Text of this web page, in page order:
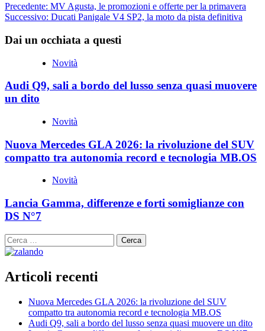
Navigazione
articolo
Precedente: MV Agusta, le promozioni e offerte per la primavera
Successivo: Ducati Panigale V4 SP2, la moto da pista definitiva
Dai un occhiata a questi
Novità
Audi Q9, sali a bordo del lusso senza quasi muovere
un dito
Novità
Nuova Mercedes GLA 2026: la rivoluzione del SUV
compatto tra autonomia record e tecnologia MB.OS
Novità
Lancia Gamma, differenze e forti somiglianze con
DS N°7
Ricerca
per:
Articoli recenti
Nuova Mercedes GLA 2026: la rivoluzione del SUV
compatto tra autonomia record e tecnologia MB.OS
Audi Q9, sali a bordo del lusso senza quasi muovere un dito